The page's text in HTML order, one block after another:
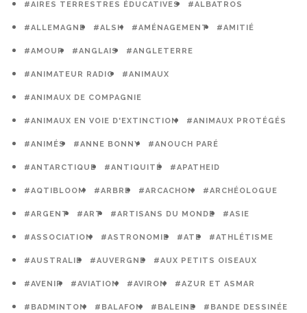
#AIRES TERRESTRES ÉDUCATIVES #ALBATROS
#ALLEMAGNE #ALSH #AMÉNAGEMENT #AMITIÉ
#AMOUR #ANGLAIS #ANGLETERRE
#ANIMATEUR RADIO #ANIMAUX
#ANIMAUX DE COMPAGNIE
#ANIMAUX EN VOIE D'EXTINCTION #ANIMAUX PROTÉGÉS
#ANIMÉS #ANNE BONNY #ANOUCH PARÉ
#ANTARCTIQUE #ANTIQUITÉ #APATHEID
#AQTIBLOOM #ARBRE #ARCACHON #ARCHÉOLOGUE
#ARGENT #ART #ARTISANS DU MONDE #ASIE
#ASSOCIATION #ASTRONOMIE #ATE #ATHLÉTISME
#AUSTRALIE #AUVERGNE #AUX PETITS OISEAUX
#AVENIR #AVIATION #AVIRON #AZUR ET ASMAR
#BADMINTON #BALAFON #BALEINE #BANDE DESSINÉE